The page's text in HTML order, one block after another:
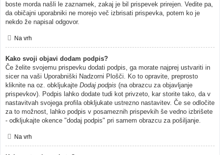
boste morda našli le zaznamek, zakaj je bil prispevek prirejen. Vedite pa,
da običajni uporabniki ne morejo več izbrisati prispevka, potem ko je
nekdo že napisal odgovor.
Na vrh
Kako svoji objavi dodam podpis?
Če želite svojemu prispevku dodati podpis, ga morate najprej ustvariti in
sicer na vaši Uporabniški Nadzorni Plošči. Ko to opravite, preprosto
kliknite na oz. obkljukajte Dodaj podpis (na obrazcu za objavljanje
prispevkov). Podpis lahko dodate tudi kot privzeto, kar storite tako, da v
nastavitvah svojega profila obkljukate ustrezno nastavitev. Če se odločite
za to možnost, lahko podpis v posameznih prispevkih še vedno izbrišete
- odkljukajte okence "dodaj podpis" pri samem obrazcu za pošiljanje.
Na vrh